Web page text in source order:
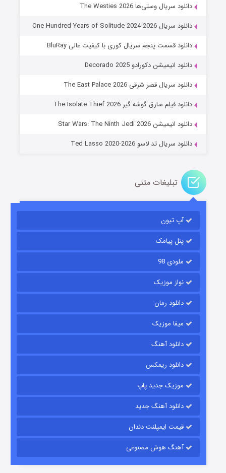
خاندان اژدها فصل ۳
قسمت۶ (زیرنویس) منتشر شد
قسمت
دانلود سریال وستی‌ها The Westies 2026
دانلود سریال One Hundred Years of Solitude 2024-2026
دانلود قسمت پنجم سریال کوری با کیفیت عالی BluRay
دانلود انیمیشن دکورادو Decorado 2025
دانلود سریال قصر شرقی The East Palace 2026
دانلود فیلم سارق گوشه گیر The Isolate Thief 2026
دانلود انیمیشن Star Wars: The Ninth Jedi 2026
دانلود سریال تد لاسو Ted Lasso 2020-2026
تبلیغات متنی
آپ تیون
پنل پیامک
ملودی 98
نواز موزیک
دانلود رمان
میفا موزیک
دانلود آهنگ
دانلود ریمکس
موزیک جدید پاپ
دانلود آهنگ جدید
قیمت ایمپلنت دندان
آهنگ هوش مصنوعی